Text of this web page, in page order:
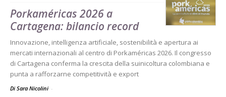
Porkaméricas 2026 a
Cartagena: bilancio record
Innovazione, intelligenza artificiale, sostenibilità e apertura ai
mercati internazionali al centro di Porkaméricas 2026. Il congresso
di Cartagena conferma la crescita della suinicoltura colombiana e
punta a rafforzarne competitività e export
Di Sara Nicolini -